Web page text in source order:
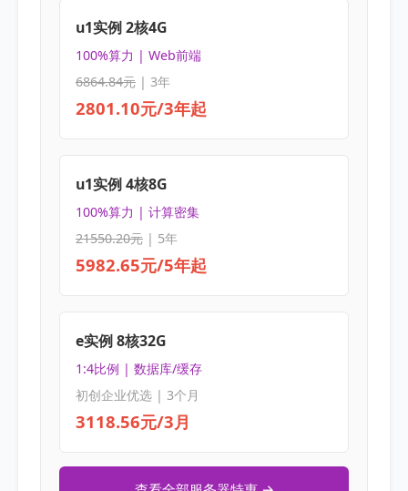
u1实例 2核4G
100%算力 | Web前端
6864.84元| 3年
2801.10元/3年起
u1实例 4核8G
100%算力 | 计算密集
21550.20元| 5年
5982.65元/5年起
e实例 8核32G
1:4比例 | 数据库/缓存
初创企业优选 | 3个月
3118.56元/3月